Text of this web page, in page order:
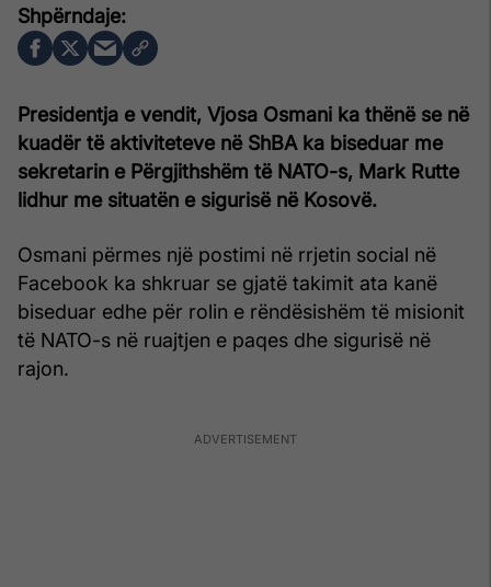
Presidentja e vendit, Vjosa Osmani ka thënë se në
kuadër të aktiviteteve në ShBA ka biseduar me
sekretarin e Përgjithshëm të NATO-s, Mark Rutte
lidhur me situatën e sigurisë në Kosovë.
Osmani përmes një postimi në rrjetin social në
Facebook ka shkruar se gjatë takimit ata kanë
biseduar edhe për rolin e rëndësishëm të misionit
të NATO-s në ruajtjen e paqes dhe sigurisë në
rajon.